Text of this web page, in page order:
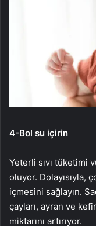
4-Bol su içirin
Yeterli sıvı tüketimi
oluyor. Dolayısıyla,
içmesini sağlayın.
çayları, ayran ve
miktarını artırıyor.